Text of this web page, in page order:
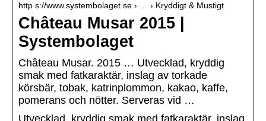
http s://www.systembolaget.se › … › Kryddigt & Mustigt
Château Musar 2015 |
Systembolaget
Château Musar. 2015 … Utvecklad, kryddig
smak med fatkaraktär, inslag av torkade
körsbär, tobak, katrinplommon, kakao, kaffe,
pomerans och nötter. Serveras vid …